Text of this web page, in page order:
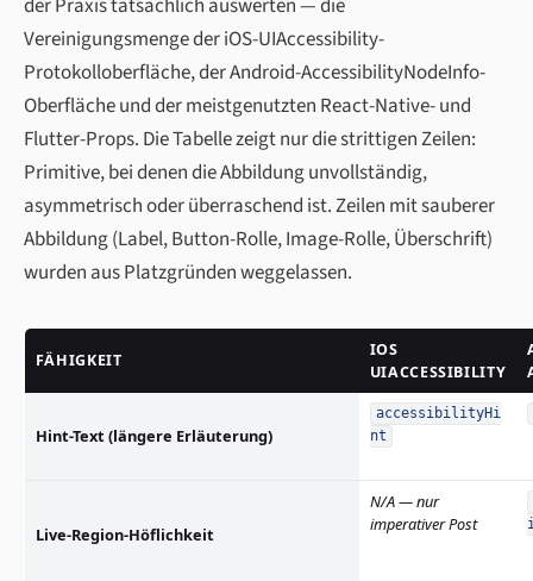
Vereinigungsmenge der iOS-UIAccessibility-
Protokolloberfläche, der Android-AccessibilityNodeInfo-
Oberfläche und der meistgenutzten React-Native- und
Flutter-Props. Die Tabelle zeigt nur die strittigen Zeilen:
Primitive, bei denen die Abbildung unvollständig,
asymmetrisch oder überraschend ist. Zeilen mit sauberer
Abbildung (Label, Button-Rolle, Image-Rolle, Überschrift)
wurden aus Platzgründen weggelassen.
FÄHIGKEIT
IOS
UIACCESSIBILITY
Hint-Text (längere Erläuterung)
accessibilityHi
nt
Live-Region-Höflichkeit
N/A— nur
imperativer Post